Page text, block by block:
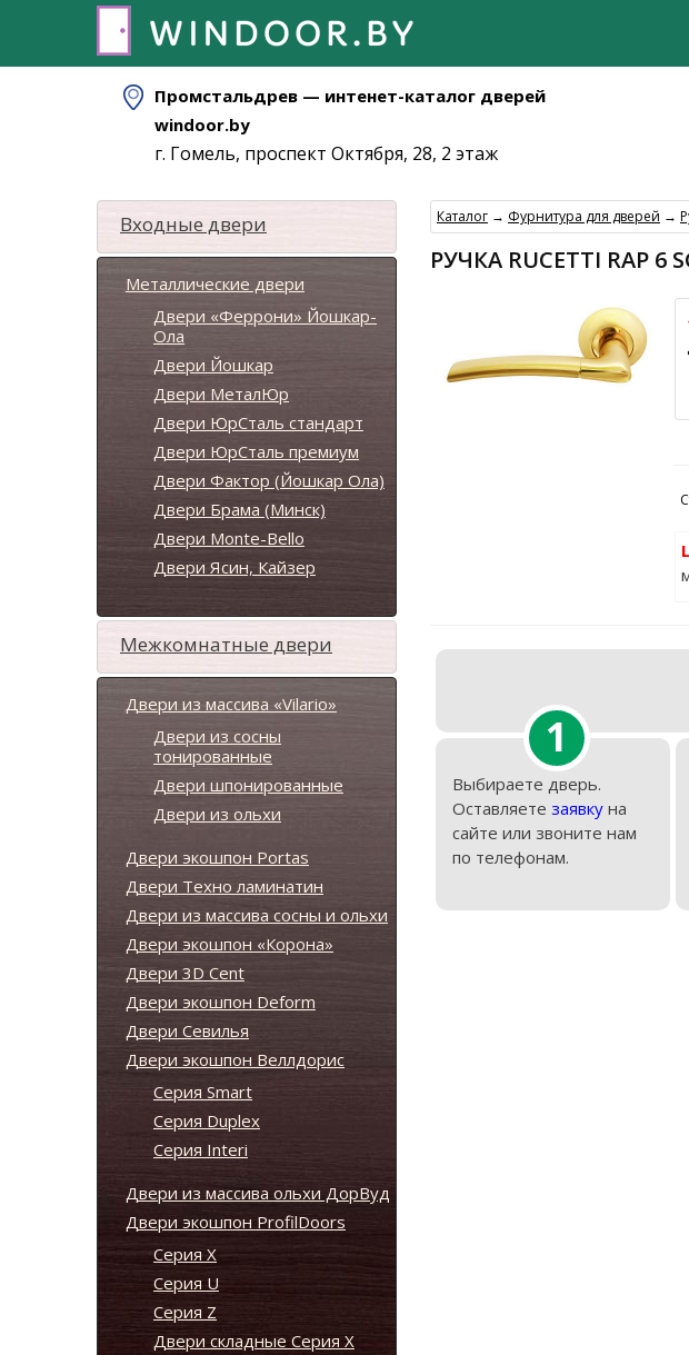
Промстальдрев — интенет-каталог дверей
windoor.by
г. Гомель, проспект Октября, 28, 2 этаж
Входные двери
Металлические двери
Двери «Феррони» Йошкар-
Ола
Двери Йошкар
Двери МеталЮр
Двери ЮрСталь стандарт
Двери ЮрСталь премиум
Двери Фактор (Йошкар Ола)
Двери Брама (Минск)
Двери Monte-Bello
Двери Ясин, Кайзер
Межкомнатные двери
Двери из массива «Vilario»
Двери из сосны
тонированные
Двери шпонированные
Двери из ольхи
Двери экошпон Portas
Двери Техно ламинатин
Двери из массива сосны и ольхи
Двери экошпон «Корона»
Двери 3D Cent
Двери экошпон Deform
Двери Севилья
Двери экошпон Веллдорис
Серия Smart
Серия Duplex
Серия Interi
Двери из массива ольхи ДорВуд
Двери экошпон ProfilDoors
Серия X
Серия U
Серия Z
Двери складные Серия Х
Каталог → Фурнитура для дверей →
РУЧКА RUCETTI RAP
1
Выбираете дверь.
Оставляете заявку на
сайте или звоните нам
по телефонам.